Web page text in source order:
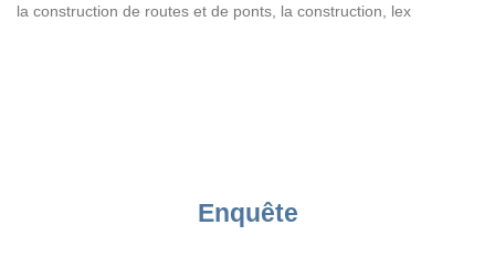
la construction de routes et de ponts, la construction, lex
Enquête